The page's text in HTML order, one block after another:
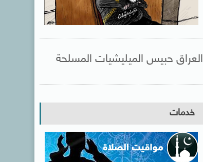
العراق حبيس الميليشيات المسلحة
خدمات